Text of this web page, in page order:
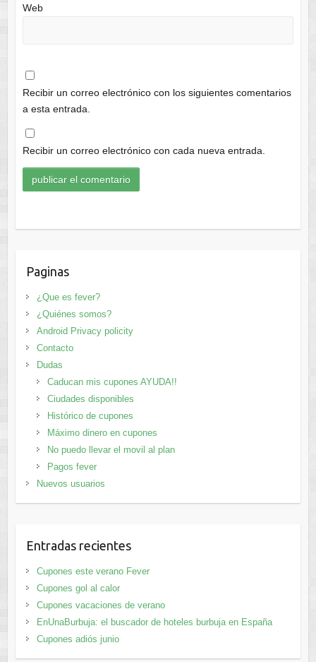
Web
Recibir un correo electrónico con los siguientes comentarios
a esta entrada.
Recibir un correo electrónico con cada nueva entrada.
Paginas
¿Que es fever?
¿Quiénes somos?
Android Privacy policity
Contacto
Dudas
Caducan mis cupones AYUDA!!
Ciudades disponibles
Histórico de cupones
Máximo dinero en cupones
No puedo llevar el movil al plan
Pagos fever
Nuevos usuarios
Entradas recientes
Cupones este verano Fever
Cupones gol al calor
Cupones vacaciones de verano
EnUnaBurbuja: el buscador de hoteles burbuja en España
Cupones adiós junio